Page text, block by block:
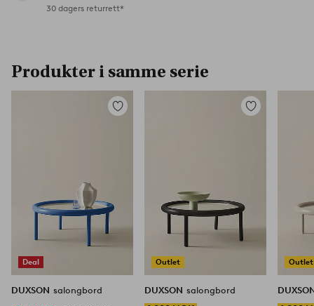
30 dagers returrett*
Produkter i samme serie
Deal
Legg
DUXSON salongbord
Outlet
Legg
DUXSON salongbord
Outlet